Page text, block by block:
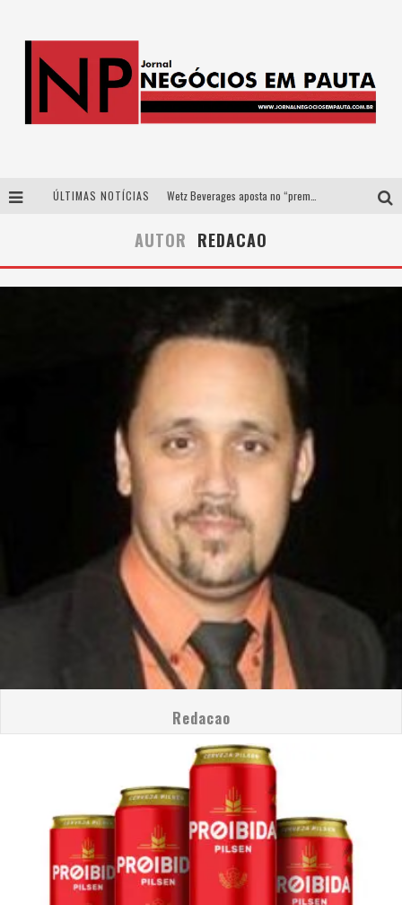
ÚLTIMAS NOTÍCIAS
Como a Cortex seduziu Google, AWS e McDonald’s com IA para o go-to-market
AUTOR REDACAO
Redacao